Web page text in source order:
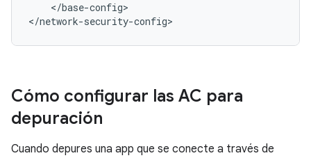
</base-config>
</network-security-config>
Cómo configurar las AC para
depuración
Cuando depures una app que se conecte a través de